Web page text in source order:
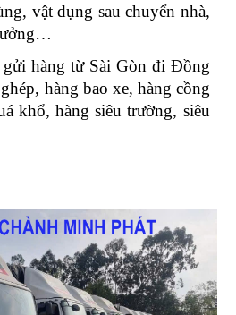
vật dụng sau chuyển nhà,
gửi hàng từ Sài Gòn đi Đồng
hàng bao xe, hàng cồng
khổ, hàng siêu trường, siêu